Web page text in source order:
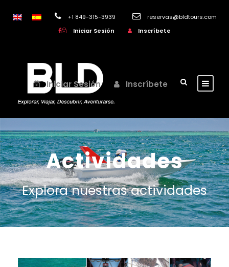
+1 849-315-3939
reservas@bldtours.com
Iniciar Sesión
Inscríbete
Iniciar Sesión Inscríbete
Actividades
Explora nuestras actividades